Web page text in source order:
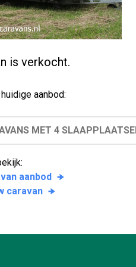
is verkocht.
aanbod:
MET 4
aanbod
caravan